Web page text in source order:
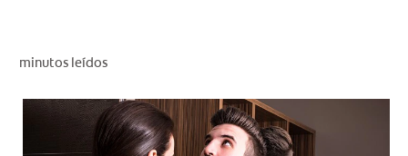
PARA PROFESIONALES
minutos leídos